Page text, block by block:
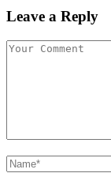
Leave a Reply